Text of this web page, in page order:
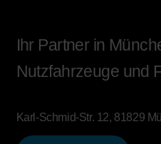
Ihr Partner in
Nutzfahrzeuge und
Karl-Schmid-Str. 12, 81829